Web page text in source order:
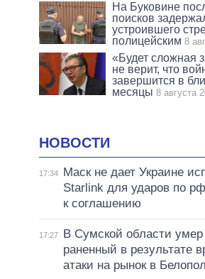
На Буковине
поисков
устроившего
полицейским 8
«Будет сложная
не верит, что
завершится в
месяцы 8 августа
НОВОСТИ
17:34
Маск не дает Украине
Starlink для ударов по
к соглашению
17:27
В Сумской области
раненный в результате
атаки на рынок в